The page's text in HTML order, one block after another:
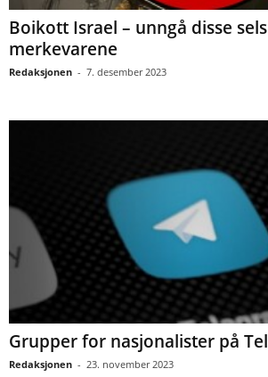
Boikott Israel – unngå disse
merkevarene
Redaksjonen - 7. desember 2023
Grupper for nasjonalister på
Redaksjonen - 23. november 2023